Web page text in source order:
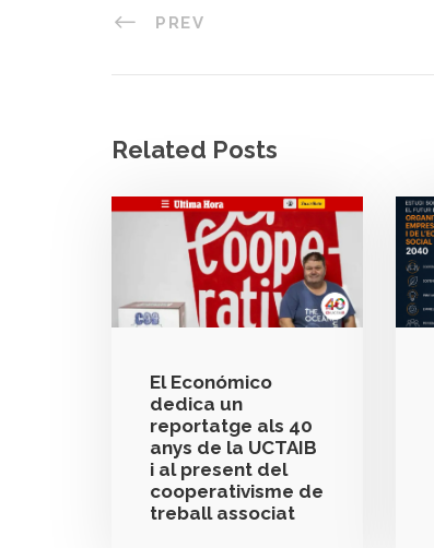
PREV
Related Posts
El Económico
dedica un
reportatge als 40
anys de la UCTAIB
i al present del
cooperativisme de
treball associat